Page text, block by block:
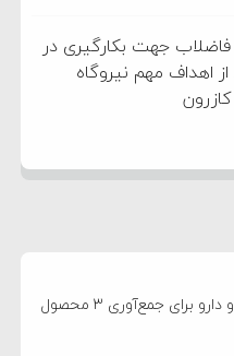
فاضلاب جهت بکارگیری در
اهداف مهم نیروگاه
دستور سازمان غذا و دارو برای جمع‌آوری ۳ محصول